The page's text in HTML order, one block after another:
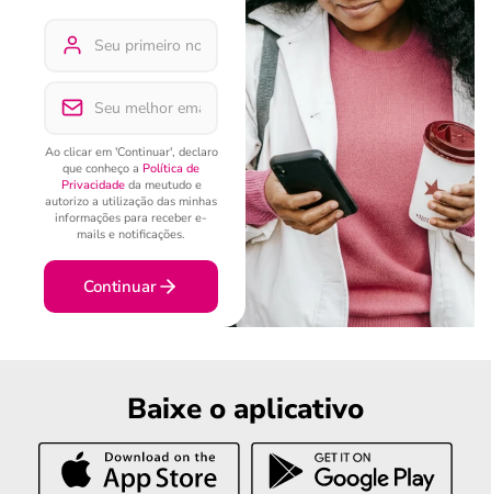
Ao clicar em 'Continuar', declaro
que conheço a Política de
Privacidadeda meutudo e
autorizo a utilização das minhas
informações para receber e-
mails e notificações.
Continuar
Baixe o aplicativo